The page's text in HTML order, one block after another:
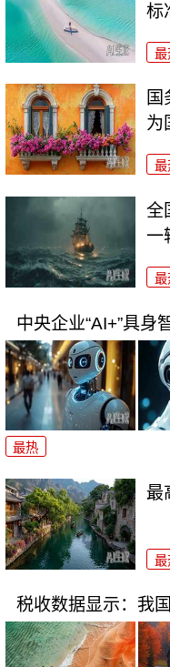
标
最
国
为
最
全
一
最
中央企业“AI+”具身
最热
最
最
税收数据显示：我